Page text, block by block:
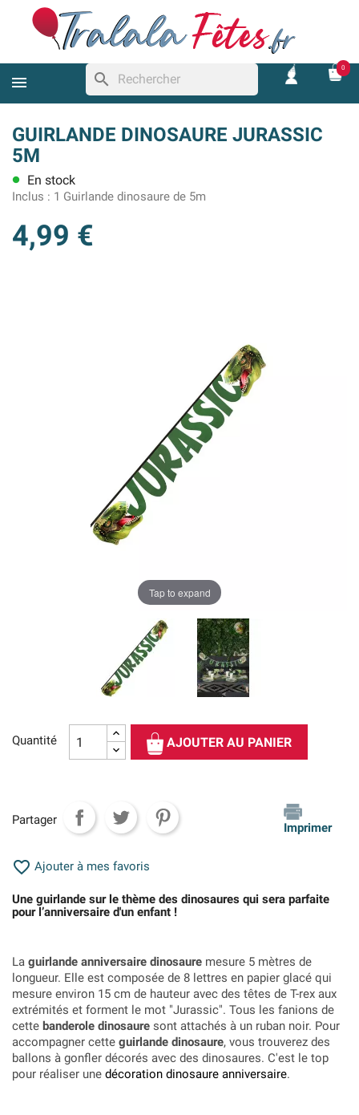
search
0
GUIRLANDE DINOSAURE JURASSIC
5M
lens En stock
Inclus : 1 Guirlande dinosaure de 5m
4,99 €
Tap to expand
Quantité AJOUTER AU PANIER
Partager
Imprimer
 Ajouter à mes favoris
Une guirlande sur le thème des dinosaures qui sera parfaite
pour l’anniversaire d'un enfant !
La guirlande anniversaire dinosaure mesure 5 mètres de
longueur. Elle est composée de 8 lettres en papier glacé qui
mesure environ 15 cm de hauteur avec des têtes de T-rex aux
extrémités et forment le mot "Jurassic". Tous les fanions de
cette banderole dinosaure sont attachés à un ruban noir. Pour
accompagner cette guirlande dinosaure, vous trouverez des
ballons à gonfler décorés avec des dinosaures. C'est le top
pour réaliser une décoration dinosaure anniversaire.